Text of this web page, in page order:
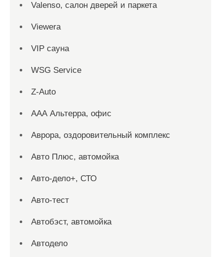
Valenso, салон дверей и паркета
Viewera
VIP сауна
WSG Service
Z-Auto
ААА Альтерра, офис
Аврора, оздоровительный комплекс
Авто Плюс, автомойка
Авто-дело+, СТО
Авто-тест
Автобэст, автомойка
Автодело